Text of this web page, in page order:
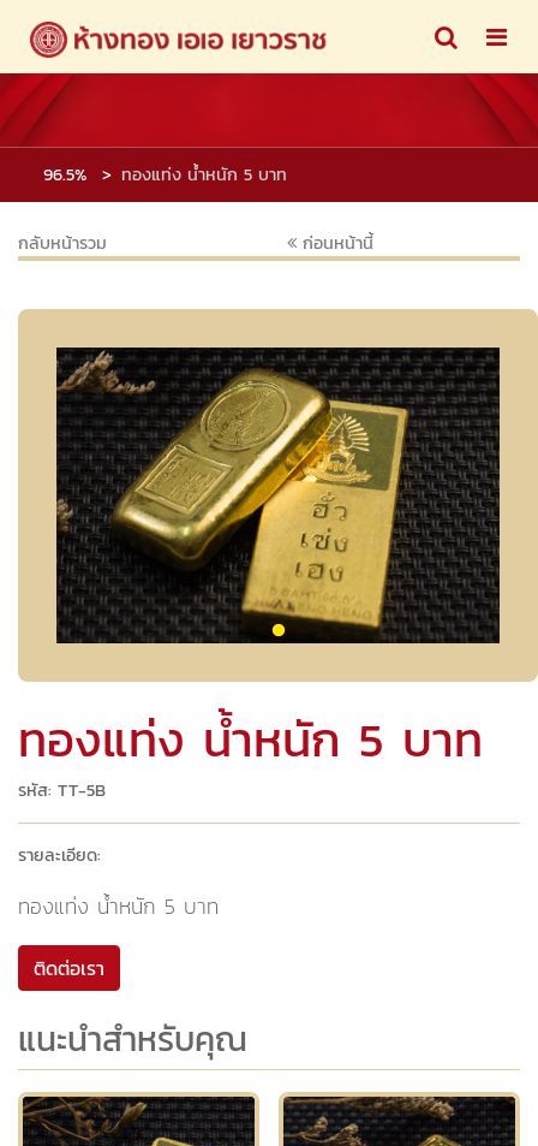
96.5% ทองแท่ง น้ำหนัก 5 บาท
กลับหน้ารวม ก่อนหน้านี้
ทองแท่ง น้ำหนัก 5 บาท
รหัส: TT-5B
รายละเอียด:
ทองแท่ง น้ำหนัก 5 บาท
ติดต่อเรา
แนะนำสำหรับคุณ